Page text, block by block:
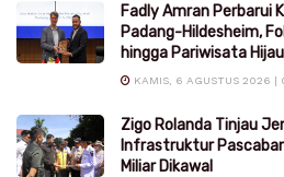
Fadly Amran Perbarui
Padang-Hildesheim,
hingga Pariwisata Hijau
KAMIS, 6 AGUSTUS 2026 |
Zigo Rolanda Tinjau
Infrastruktur
Miliar Dikawal